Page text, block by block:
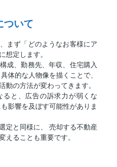
ついて
まず「どのようなお客様にア
想定します。
成、勤務先、年収、住宅購入
体的な人物像を描くことで、
動の方法が変わってきます。
ると、広告の訴求力が弱くな
影響を及ぼす可能性がありま
定と同様に、 売却する不動産
えることも重要です。